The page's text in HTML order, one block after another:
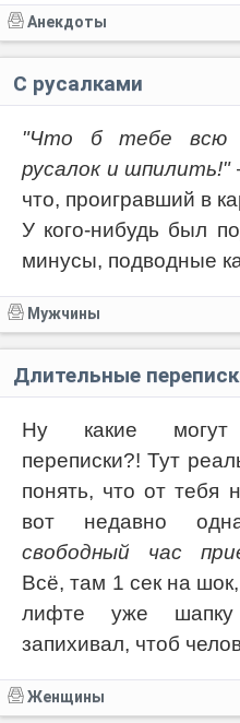
Анекдоты
С русалками
"Что б тебе всю
русалок и шпилить!"
что, проигравший в
У кого-нибудь был
минусы, подводные
Мужчины
Длительные
Ну какие могут
переписки?! Тут
понять, что от
вот недавно
свободный час
Всё, там 1 сек на
лифте уже
запихивал, чтоб
Женщины